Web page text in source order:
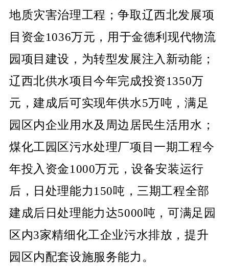
地质灾害治理工程；争取辽西北发展项
目资金1036万元，用于金德利现代物流
园项目建设，为转型发展注入新动能；
辽西北供水项目今年完成投资1350万
元，建成后可实现年供水5万吨，满足
园区内企业用水及周边居民生活用水；
煤化工园区污水处理厂项目一期工程今
年投入资金1000万元，设备安装运行
后，日处理能力 150吨，三期工程全部
建成后日处理能力达5000吨，可满足园
区内3家精细化工企业污水排放，提升
园区内配套设施服务能力。